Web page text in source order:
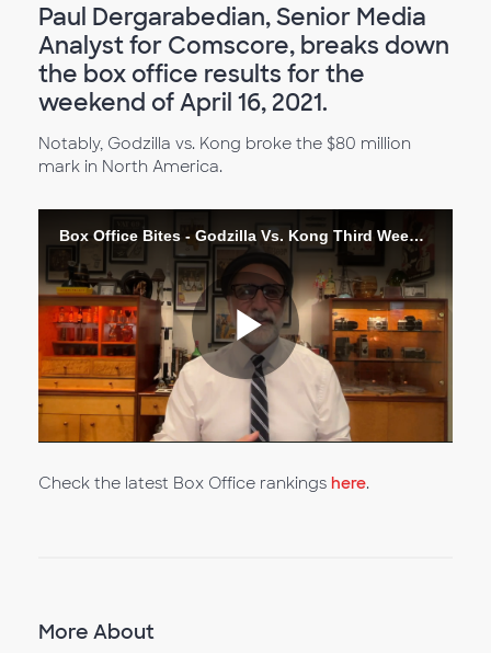
Paul Dergarabedian, Senior Media
Analyst for Comscore, breaks down
the box office results for the
weekend of April 16, 2021.
Notably, Godzilla vs. Kong broke the $80 million
mark in North America.
Box Office Bites - Godzilla Vs. Kong Third Weekend in Theaters and Major Milestones.
Play
Video
Check the latest Box Office rankings here.
More About